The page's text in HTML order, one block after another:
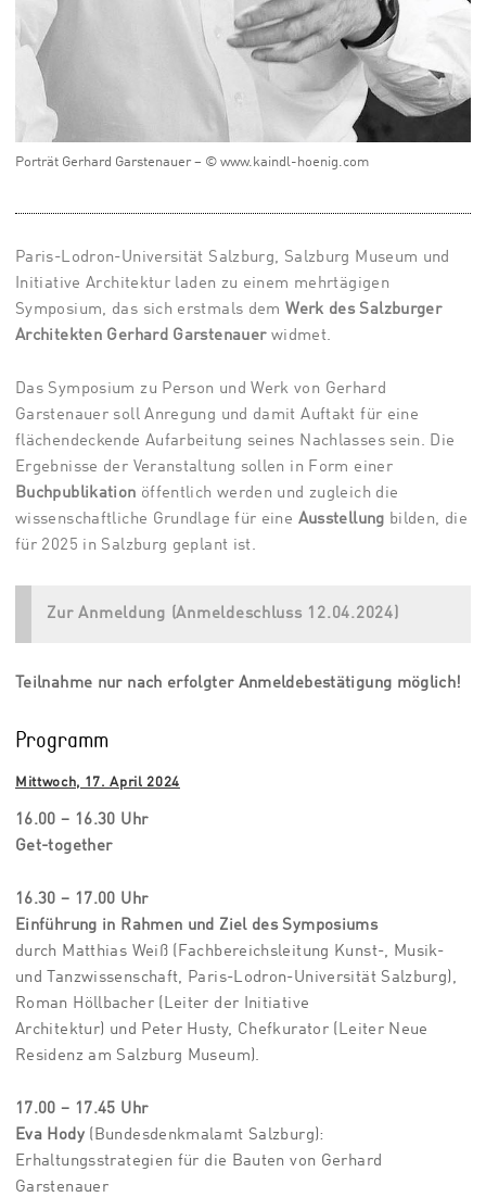
Porträt Gerhard Garstenauer – © www.kaindl-hoenig.com
Paris-Lodron-Universität Salzburg, Salzburg Museum und
Initiative Architektur laden zu einem mehrtägigen
Symposium, das sich erstmals demWerk des Salzburger
Architekten Gerhard Garstenauerwidmet.
Das Symposium zu Person und Werk von Gerhard
Garstenauer soll Anregung und damit Auftakt für eine
flächendeckende Aufarbeitung seines Nachlasses sein. Die
Ergebnisse der Veranstaltung sollen in Form einer
Buchpublikation öffentlich werden und zugleich die
wissenschaftliche Grundlage für eine Ausstellung bilden, die
für 2025 in Salzburg geplant ist.
Zur Anmeldung (Anmeldeschluss 12.04.2024)
Teilnahme nur nach erfolgter Anmeldebestätigung möglich!
Programm
Mittwoch, 17. April 2024
16.00 – 16.30 Uhr
Get-together
16.30 – 17.00 Uhr
Einführung in Rahmen und Ziel des Symposiums
durch Matthias Weiß ( Fachbereichsleitung Kunst-, Musik-
und Tanzwissenschaft, Paris-Lodron-Universität Salzburg),
Roman Höllbacher (Leiter der Initiative
Architektur) und Peter Husty, Chefkurator (Leiter Neue
Residenz am Salzburg Museum).
17.00 – 17.45 Uhr
Eva Hody(Bundesdenkmalamt Salzburg):
Erhaltungsstrategien für die Bauten von Gerhard
Garstenauer